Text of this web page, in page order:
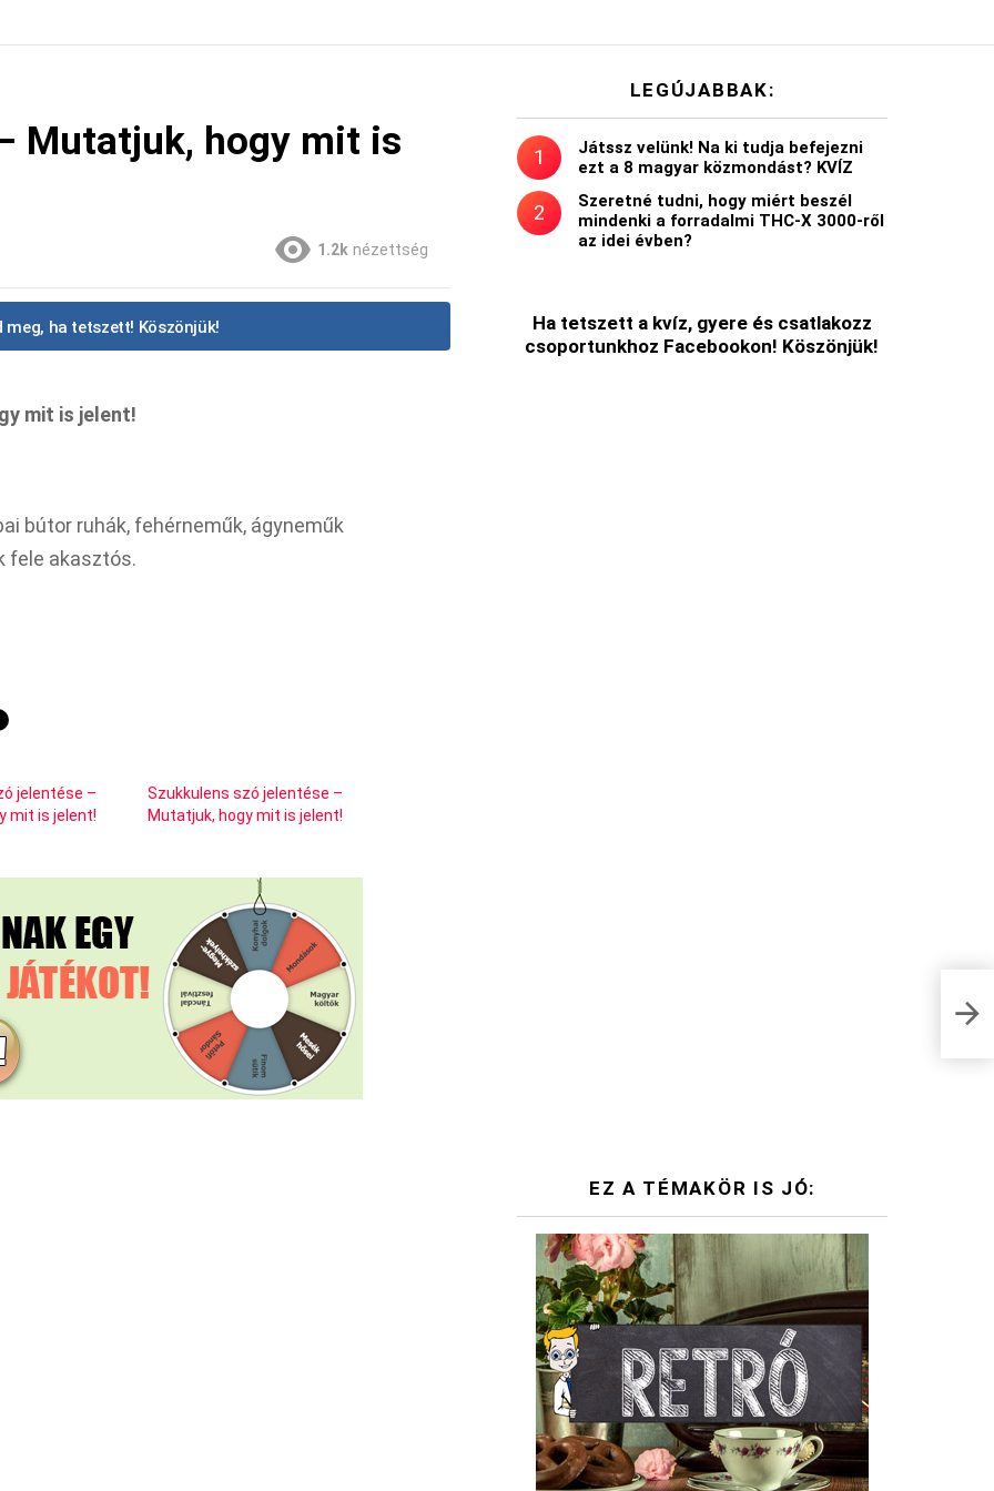
Mutatjuk, hogy mit is
1.2k nézettség
meg, ha tetszett! Köszönjük!
mit is jelent!
bútor ruhák, fehérneműk, ágyneműk
fele akasztós.
jelentése –
mit is jelent!
Szukkulens szó jelentése –
Mutatjuk, hogy mit is jelent!
LEGÚJABBAK:
Játssz velünk! Na ki tudja befejezni
ezt a 8 magyar közmondást? KVÍZ
Szeretné tudni, hogy miért beszél
mindenki a forradalmi THC-X 3000-ről
az idei évben?
Ha tetszett a kvíz, gyere és csatlakozz
csoportunkhoz Facebookon! Köszönjük!
EZ A TÉMAKÖR IS JÓ: